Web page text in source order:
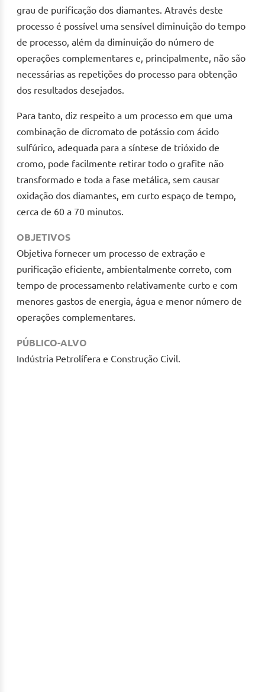
grau de purificação dos diamantes. Através deste
processo é possível uma sensível diminuição do tempo
de processo, além da diminuição do número de
operações complementares e, principalmente, não são
necessárias as repetições do processo para obtenção
dos resultados desejados.
Para tanto, diz respeito a um processo em que uma
combinação de dicromato de potássio com ácido
sulfúrico, adequada para a síntese de trióxido de
cromo, pode facilmente retirar todo o grafite não
transformado e toda a fase metálica, sem causar
oxidação dos diamantes, em curto espaço de tempo,
cerca de 60 a 70 minutos.
OBJETIVOS
Objetiva fornecer um processo de extração e
purificação eficiente, ambientalmente correto, com
tempo de processamento relativamente curto e com
menores gastos de energia, água e menor número de
operações complementares.
PÚBLICO-ALVO
Indústria Petrolífera e Construção Civil.